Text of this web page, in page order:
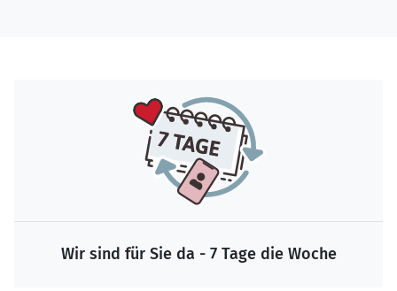
Wir sind für Sie da - 7 Tage die Woche